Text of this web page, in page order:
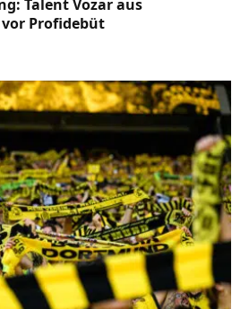
Talent Vozar aus
Profidebüt